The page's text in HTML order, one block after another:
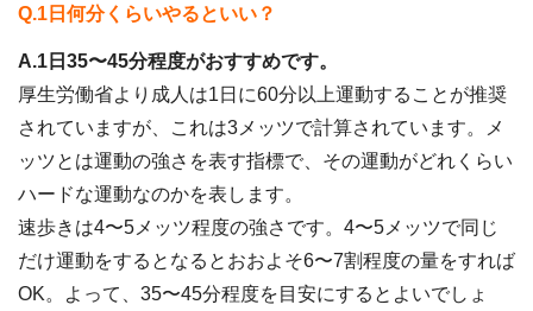
Q.1日何分くらいやるといい？
A.1日35〜45分程度がおすすめです。
厚生労働省より成人は1日に60分以上運動することが推奨
されていますが、これは3メッツで計算されています。メ
ッツとは運動の強さを表す指標で、その運動がどれくらい
ハードな運動なのかを表します。
速歩きは4〜5メッツ程度の強さです。4〜5メッツで同じ
だけ運動をするとなるとおおよそ6〜7割程度の量をすれば
OK。よって、35〜45分程度を目安にするとよいでしょ